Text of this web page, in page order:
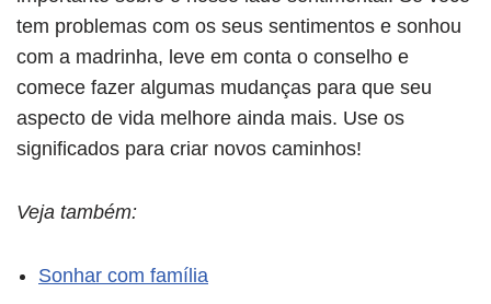
tem problemas com os seus sentimentos e sonhou
com a madrinha, leve em conta o conselho e
comece fazer algumas mudanças para que seu
aspecto de vida melhore ainda mais. Use os
significados para criar novos caminhos!
Veja também:
Sonhar com família